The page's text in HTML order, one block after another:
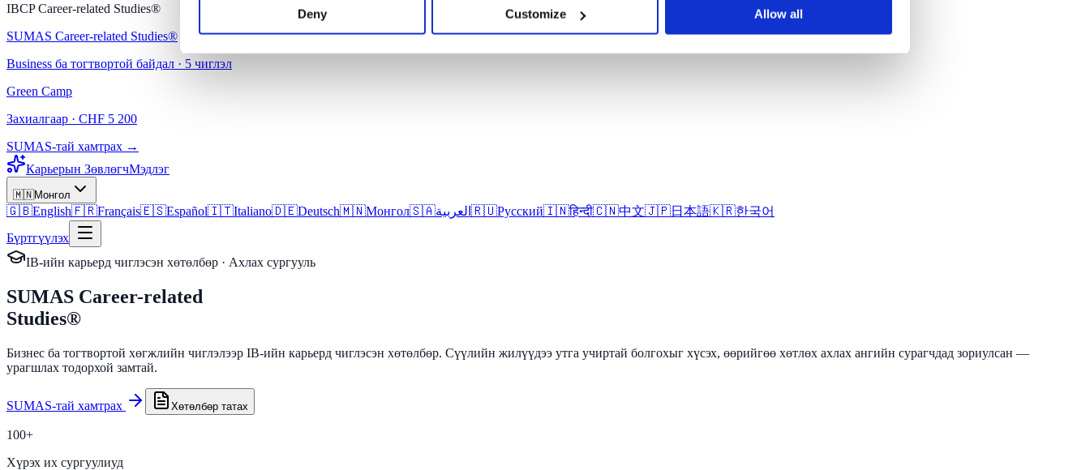
Deny Customize Allow all
IBCP Career-related Studies®
SUMAS Career-related Studies®
Business ба тогтвортой байдал · 5 чиглэл
Green Camp
Захиалгаар · CHF 5 200
SUMAS-тай хамтрах →
Карьерын ЗөвлөгчМэдлэг
🇲🇳Монгол
🇬🇧English🇫🇷Français🇪🇸Español🇮🇹Italiano🇩🇪Deutsch🇲🇳Монгол🇸🇦العربية 🇷🇺Русский🇮🇳हिन्दी🇨🇳中文🇯🇵日本語🇰🇷한국어
Бүртгүүлэх
IB-ийн карьерд чиглэсэн хөтөлбөр · Ахлах сургууль
SUMAS Career-related
Studies®
Бизнес ба тогтвортой хөгжлийн чиглэлээр IB-ийн карьерд чиглэсэн хөтөлбөр. Сүүлийн жилүүдээ утга учиртай болгохыг хүсэх, өөрийгөө хөтлөх ахлах ангийн сурагчдад зориулсан —
урагшлах тодорхой замтай.
SUMAS-тай хамтрах Хөтөлбөр татах
100+
Хүрэх их сургуулиуд